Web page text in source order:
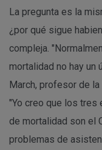
La pregunta es la
¿por qué sigue
compleja.
mortalidad no hay un
March, profesor de la
"Yo creo que los tres
de mortalidad son el
problemas de